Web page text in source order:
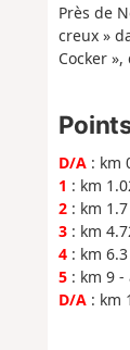
Près de
creux »
Cocker
D/A: km
1 : km
2: km 1.7
3: km
4: km 6.3
5: km 9 -
D/A: km